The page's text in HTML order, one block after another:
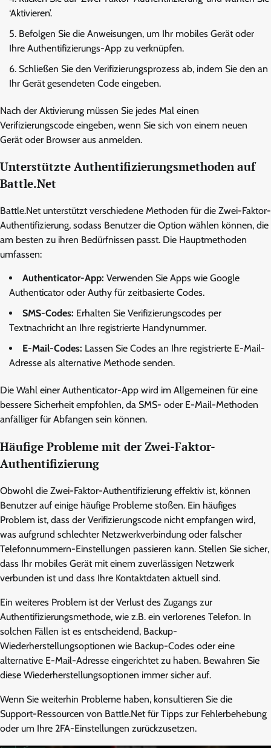
‘Aktivieren’.
Befolgen Sie die Anweisungen, um Ihr mobiles Gerät oder
Ihre Authentifizierungs-App zu verknüpfen.
Schließen Sie den Verifizierungsprozess ab, indem Sie den an
Ihr Gerät gesendeten Code eingeben.
Nach der Aktivierung müssen Sie jedes Mal einen
Verifizierungscode eingeben, wenn Sie sich von einem neuen
Gerät oder Browser aus anmelden.
Unterstützte Authentifizierungsmethoden auf
Battle.Net
Battle.Net unterstützt verschiedene Methoden für die Zwei-Faktor-
Authentifizierung, sodass Benutzer die Option wählen können, die
am besten zu ihren Bedürfnissen passt. Die Hauptmethoden
umfassen:
Authenticator-App: Verwenden Sie Apps wie Google
Authenticator oder Authy für zeitbasierte Codes.
SMS-Codes: Erhalten Sie Verifizierungscodes per
Textnachricht an Ihre registrierte Handynummer.
E-Mail-Codes: Lassen Sie Codes an Ihre registrierte E-Mail-
Adresse als alternative Methode senden.
Die Wahl einer Authenticator-App wird im Allgemeinen für eine
bessere Sicherheit empfohlen, da SMS- oder E-Mail-Methoden
anfälliger für Abfangen sein können.
Häufige Probleme mit der Zwei-Faktor-
Authentifizierung
Obwohl die Zwei-Faktor-Authentifizierung effektiv ist, können
Benutzer auf einige häufige Probleme stoßen. Ein häufiges
Problem ist, dass der Verifizierungscode nicht empfangen wird,
was aufgrund schlechter Netzwerkverbindung oder falscher
Telefonnummern-Einstellungen passieren kann. Stellen Sie sicher,
dass Ihr mobiles Gerät mit einem zuverlässigen Netzwerk
verbunden ist und dass Ihre Kontaktdaten aktuell sind.
Ein weiteres Problem ist der Verlust des Zugangs zur
Authentifizierungsmethode, wie z.B. ein verlorenes Telefon. In
solchen Fällen ist es entscheidend, Backup-
Wiederherstellungsoptionen wie Backup-Codes oder eine
alternative E-Mail-Adresse eingerichtet zu haben. Bewahren Sie
diese Wiederherstellungsoptionen immer sicher auf.
Wenn Sie weiterhin Probleme haben, konsultieren Sie die
Support-Ressourcen von Battle.Net für Tipps zur Fehlerbehebung
oder um Ihre 2FA-Einstellungen zurückzusetzen.